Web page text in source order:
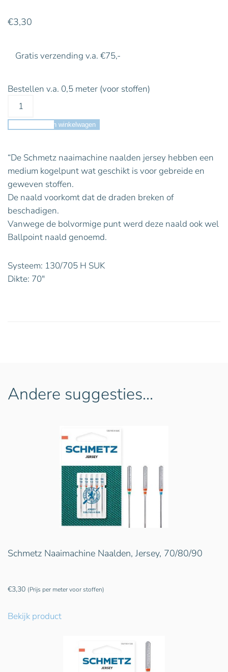
€3,30
Gratis verzending v.a. €75,-
Bestellen v.a. 0,5 meter (voor stoffen)
Toevoegen aan winkelwagen
“De Schmetz naaimachine naalden jersey hebben een
medium kogelpunt wat geschikt is voor gebreide en
geweven stoffen.
De naald voorkomt dat de draden breken of
beschadigen.
Vanwege de bolvormige punt werd deze naald ook wel
Ballpoint naald genoemd.
Systeem: 130/705 H SUK
Dikte: 70″
Andere suggesties…
Schmetz Naaimachine Naalden, Jersey, 70/80/90
€3,30 (Prijs per meter voor stoffen)
Bekijk product